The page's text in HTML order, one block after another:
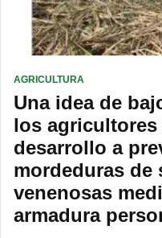
AGRICULTURA
Una idea de
los agricultores
desarrollo a
mordeduras de
venenosas
armadura